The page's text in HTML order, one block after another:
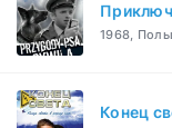
1968,
Конец